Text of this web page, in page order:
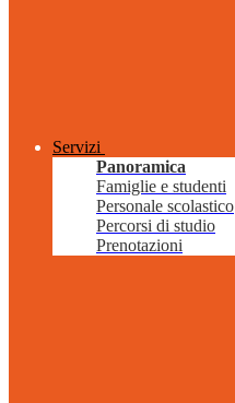
Servizi
Panoramica
Famiglie e studenti
Personale scolastico
Percorsi di studio
Prenotazioni